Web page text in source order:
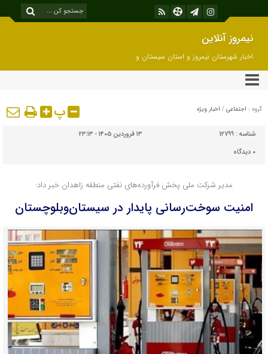
نیمروز آنلاین
اخبار شهرستان نیمروز و استان سیستان و
بلوچستان
گروه : اجتماعی / اخبار ویژه پ
شناسه : 12799
۱۳ فروردین ۱۴۰۵ - ۲۳:۱۳
۰ دیدگاه
مدیر شرکت ملی پخش فرآورده‌های نفتی منطقه زاهدان خبر داد:
امنیت سوخت‌رسانی پایدار در سیستان‌وبلوچستان